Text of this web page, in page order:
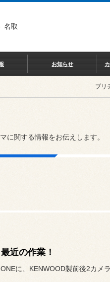
名取
お知らせ
ブリ
に関する情報をお伝えします。
最近の作業！
に、KENWOOD製前後2カメ